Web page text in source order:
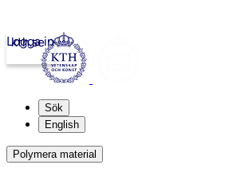
kth.se
Logga in
Sök
English
Polymera material